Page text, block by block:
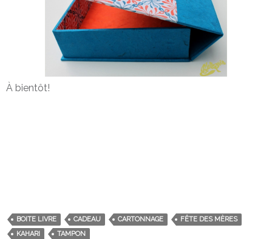
À bientôt!
BOITE LIVRE CADEAU CARTONNAGE
FÊTE DES MÈRES
KAHARI
TAMPON